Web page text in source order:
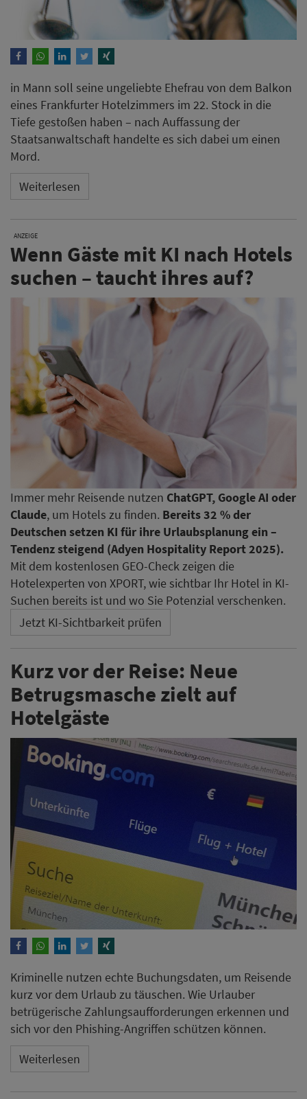
in Mann soll seine ungeliebte Ehefrau von dem Balkon
eines Frankfurter Hotelzimmers im 22. Stock in die
Tiefe gestoßen haben – nach Auffassung der
Staatsanwaltschaft handelte es sich dabei um einen
Mord.
Weiterlesen
ANZEIGE
Wenn Gäste mit KI nach Hotels
suchen – taucht ihres auf?
Immer mehr Reisende nutzen ChatGPT, Google AI oder
Claude, um Hotels zu finden. Bereits 32 % der
Deutschen setzen KI für ihre Urlaubsplanung ein –
Tendenz steigend (Adyen Hospitality Report 2025).
Mit dem kostenlosen GEO-Check zeigen die
Hotelexperten von XPORT, wie sichtbar Ihr Hotel in KI-
Suchen bereits ist und wo Sie Potenzial verschenken.
Jetzt KI-Sichtbarkeit prüfen
Kurz vor der Reise: Neue
Betrugsmasche zielt auf
Hotelgäste
Kriminelle nutzen echte Buchungsdaten, um Reisende
kurz vor dem Urlaub zu täuschen. Wie Urlauber
betrügerische Zahlungsaufforderungen erkennen und
sich vor den Phishing-Angriffen schützen können.
Weiterlesen